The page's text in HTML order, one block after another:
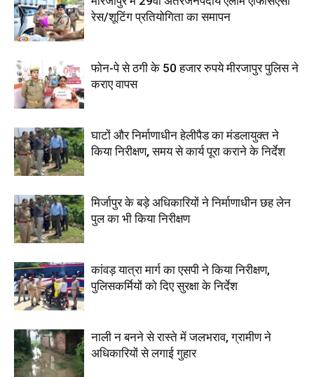
रेस/शूटिंग प्रतियोगिता का समापन
फोन-पे से ठगी के 50 हजार रुपये मीरजापुर पुलिस ने
कराए वापस
घाटों और निर्माणाधीन हेलीपैड का मंडलायुक्त ने
किया निरीक्षण, समय से कार्य पूरा कराने के निर्देश
मिर्जापुर के बड़े अधिकारियों ने निर्माणाधीन छह लेन
पुल का भी किया निरीक्षण
कांवड़ यात्रा मार्ग का एसपी ने किया निरीक्षण,
पुलिसकर्मियों को दिए सुरक्षा के निर्देश
नाली न बनने से रास्ते में जलभराव, ग्रामीण ने
अधिकारियों से लगाई गुहार